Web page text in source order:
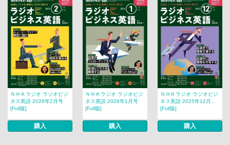
ＮＨＫラジオ ラジオビジ
ネス英語 2026年2月号
[Full版]
購入
ＮＨＫラジオ ラジオビジ
ネス英語 2026年1月号
[Full版]
購入
ＮＨＫラジオ ラジオビジ
ネス英語 2025年12月...
[Full版]
購入